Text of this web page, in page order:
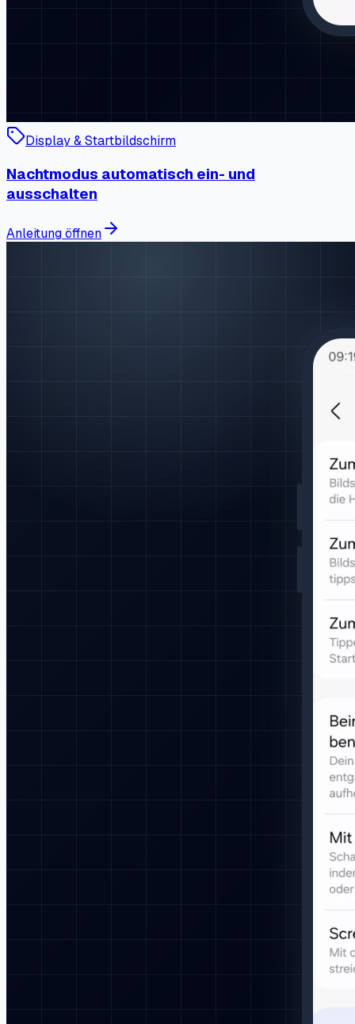
Display & Startbildschirm
Nachtmodus automatisch ein- und
ausschalten
Anleitung öffnen